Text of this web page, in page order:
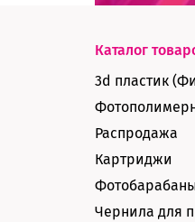
Каталог
3d пластик
Распродажа
Картриджи
Чернила для